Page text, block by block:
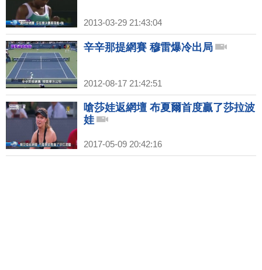
2013-03-29 21:43:04
辛辛那提網賽 穆雷爆冷出局
2012-08-17 21:42:51
嗆莎娃返網壇 布夏爾首度贏了莎拉波
娃
2017-05-09 20:42:16